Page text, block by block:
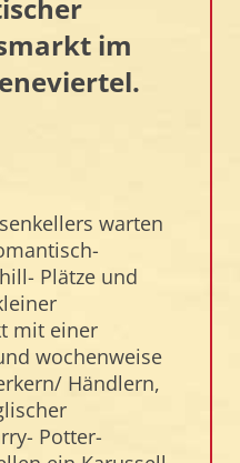
im
warten
Plätze und
mit einer
wochenweise
Händlern,
Potter-